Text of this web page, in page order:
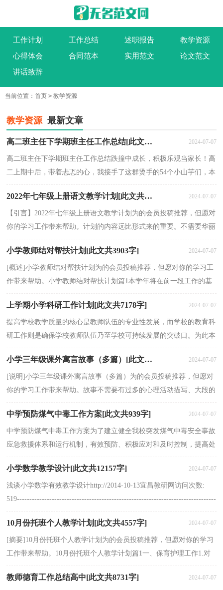
工作计划 工作总结 述职报告
教学资源
心得体会
合同范本 实用范文
论文范文
讲话致辞
当前位置： 首页 > 教学资源
教学资源 最新文章
高二班主任下学期班主任工作总结[此文共1282字] 2024-07-07
高二班主任下学期班主任工作总结跌撞中成长，积极乐观当家长！高
二上期中后，带着忐忑的心，我接手了这群烫手的54个小山芋们，本
2022年七年级上册语文教学计划[此文共4516字] 2024-07-07
【引言】2022年七年级上册语文教学计划为的会员投稿推荐，但愿对
你的学习工作带来帮助。计划的内容远比形式来的重要。不需要华丽
小学教师结对帮扶计划[此文共3903字] 2024-07-07
[概述]小学教师结对帮扶计划为的会员投稿推荐，但愿对你的学习工
作带来帮助。小学教师结对帮扶计划篇1本学年将在前一段工作的基
上学期小学科研工作计划[此文共7178字] 2024-07-07
提高学校教学质量的核心是教师队伍的专业性发展，而学校的教育科
研工作则是确保学校教师队伍乃至学校可持续发展的突破口。为此本
小学三年级课外寓言故事（多篇）[此文共2643字] 2024-07-07
[说明]小学三年级课外寓言故事（多篇）为的会员投稿推荐，但愿对
你的学习工作带来帮助。故事不需要有过多的心理活动描写、大段的
中学预防煤气中毒工作方案[此文共939字] 2024-07-07
中学预防煤气中毒工作方案为了建立健全我校突发煤气中毒安全事故
应急救援体系和运行机制，有效预防、积极应对和及时控制，提高处
小学数学教学设计[此文共12157字] 2024-07-07
浅谈小学数学有效教学设计http://2014-10-13宜昌教研网访问次数:
519--------------------------------------------------------------------------------
10月份托班个人教学计划[此文共4557字] 2024-07-07
[摘要]10月份托班个人教学计划为的会员投稿推荐，但愿对你的学习
工作带来帮助。10月份托班个人教学计划篇1一、保育护理工作1.对
教师德育工作总结高中[此文共8731字] 2024-07-07